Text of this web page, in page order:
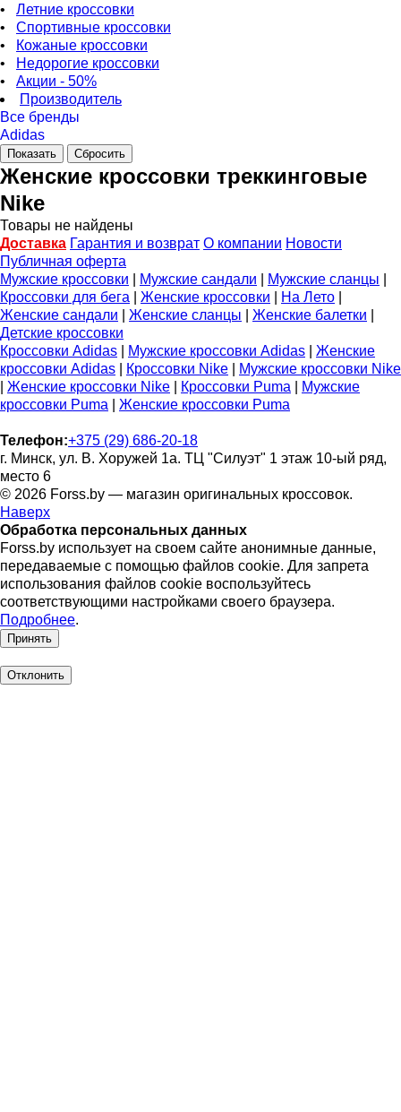
• Летние кроссовки
• Спортивные кроссовки
•
Кожаные кроссовки
•
Недорогие кроссовки
• Акции - 50%
Производитель
Все бренды
Adidas
Женские кроссовки треккинговые
Nike
Товары не найдены
Доставка Гарантия и возврат О компании Новости
Публичная оферта
Мужские кроссовки
Мужские сандали Мужские сланцы
Кроссовки для бега
Женские кроссовки На Лето
Женские сандали
Женские сланцы Женские балетки
Детские кроссовки
Кроссовки Adidas
Мужские кроссовки Adidas
Женские
кроссовки Adidas
Кроссовки Nike
Мужские кроссовки Nike
Женские кроссовки Nike Кроссовки Puma
Мужские
кроссовки Puma
Женские кроссовки Puma
Телефон:+375 (29) 686-20-18
г. Минск, ул. В. Хоружей 1а. ТЦ "Силуэт" 1 этаж 10-ый ряд,
место 6
© 2026 Forss.by — магазин оригинальных кроссовок.
Наверх
Обработка персональных данных
Forss.by использует на своем сайте анонимные данные,
передаваемые с помощью файлов cookie. Для запрета
использования файлов cookie воспользуйтесь
соответствующими настройками своего браузера.
Подробнее.
Принять
Отклонить